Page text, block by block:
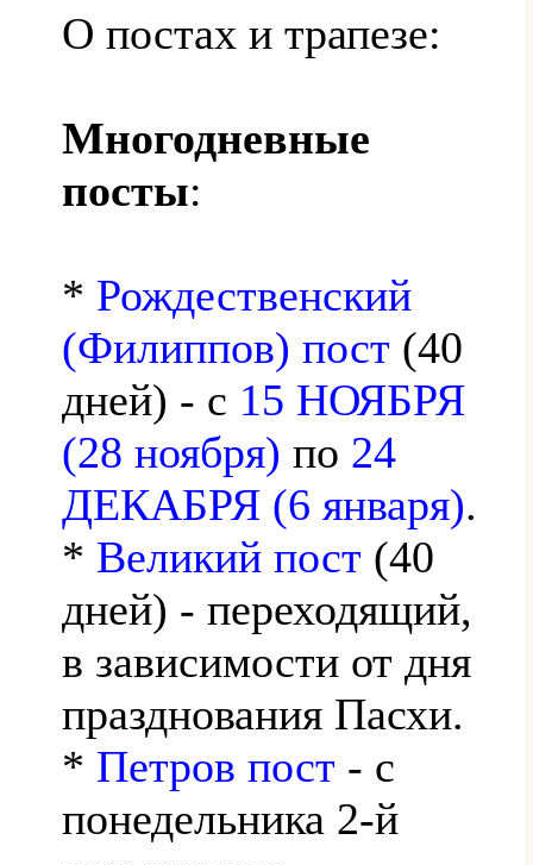
О постах и трапезе:
Многодневные
посты:
* Рождественский
(Филиппов) пост (40
дней) - с 15 НОЯБРЯ
(28 ноября) по 24
ДЕКАБРЯ (6 января).
* Великий пост (40
дней) - переходящий,
в зависимости от дня
празднования Пасхи.
* Петров пост - с
понедельника 2-й